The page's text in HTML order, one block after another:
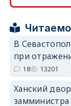
В
при
18 13201
Ханский